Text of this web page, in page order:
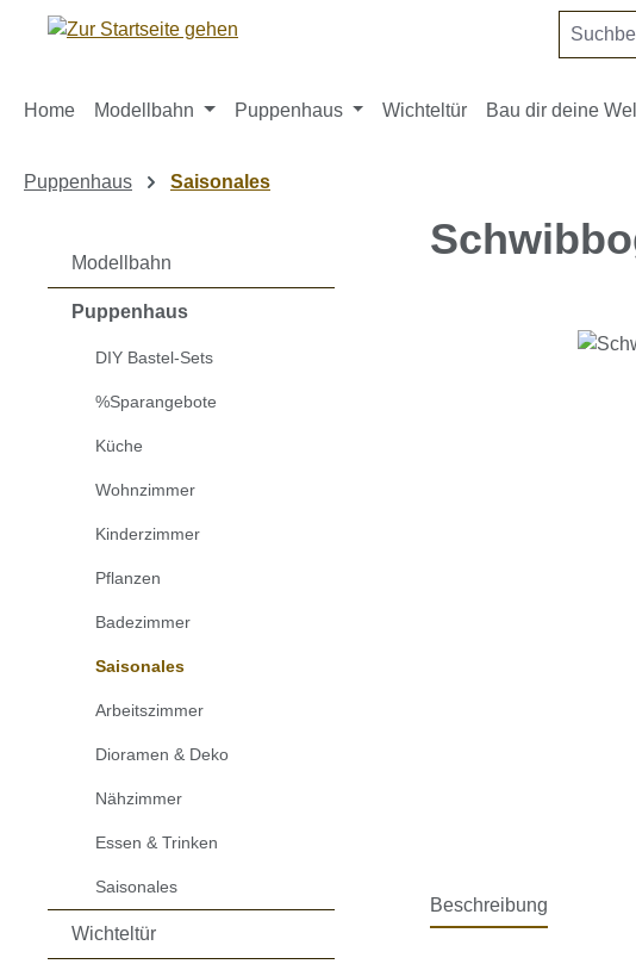
Hauptinhalt springen
Zur Suche springen
Zur Hauptnavigation springen
Home Modellbahn Puppenhaus Wichteltür Bau dir deine
Puppenhaus Saisonales
Modellbahn
Puppenhaus
DIY Bastel-Sets
%Sparangebote
Küche
Wohnzimmer
Kinderzimmer
Pflanzen
Badezimmer
Saisonales
Arbeitszimmer
Dioramen & Deko
Nähzimmer
Essen & Trinken
Saisonales
Wichteltür
Bildergalerie
Beschreibung